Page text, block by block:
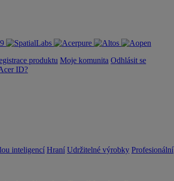
produktu Moje komunita Odhlásit se
ID?
inteligencí Hraní Udržitelné výrobky Profesionální